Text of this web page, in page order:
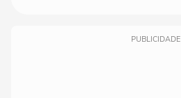
PUBLICIDADE